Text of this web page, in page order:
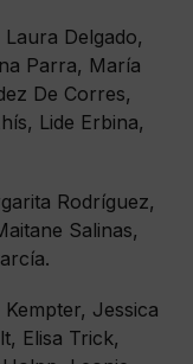
Delgado,
Parra, María
De Corres,
Lide Erbina,
Rodríguez,
Salinas,
Jessica
Elisa Trick,